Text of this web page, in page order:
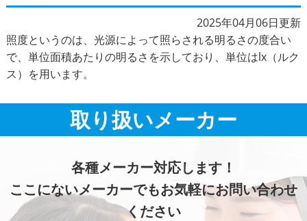
2025年04月06日更新
照度というのは、光源によって照らされる明るさの度合い
で、単位面積あたりの明るさを示しており、単位はlx（ルク
ス）を用います。
取り扱いメーカー
各種メーカー対応します！
ここにないメーカーでもお気軽にお問い合わせ
ください